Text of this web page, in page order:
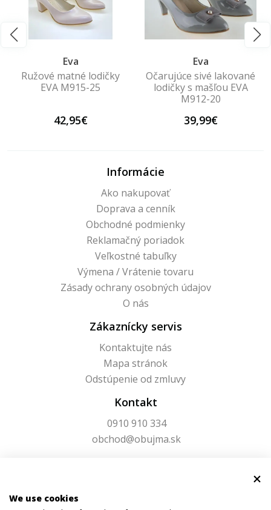
Eva
Ružové matné lodičky
EVA M915-25
42,95€
Eva
Očarujúce sivé lakované
lodičky s mašľou EVA
M912-20
39,99€
Informácie
Ako nakupovať
Doprava a cenník
Obchodné podmienky
Reklamačný poriadok
Veľkostné tabuľky
Výmena / Vrátenie tovaru
Zásady ochrany osobných údajov
O nás
Zákaznícky servis
Kontaktujte nás
Mapa stránok
Odstúpenie od zmluvy
Kontakt
0910 910 334
obchod@obujma.sk
We use cookies